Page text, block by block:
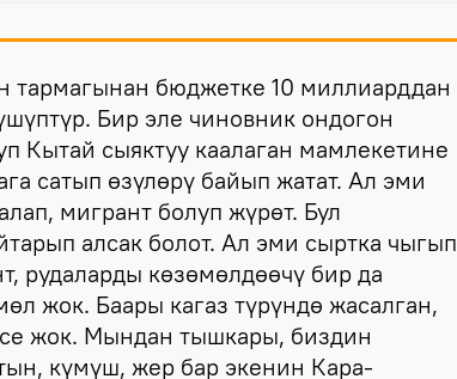
тармагынан бюджетке 10 миллиарддан
Бир эле чиновник ондогон
Кытай сыяктуу каалаган мамлекетине
сатып өзүлөрү байып жатат. Ал эми
мигрант болуп жүрөт. Бул
алсак болот. Ал эми сыртка чыгып
рудаларды көзөмөлдөөчү бир да
жок. Баары кагаз түрүндө жасалган,
жок. Мындан тышкары, биздин
күмүш, жер бар экенин Кара-